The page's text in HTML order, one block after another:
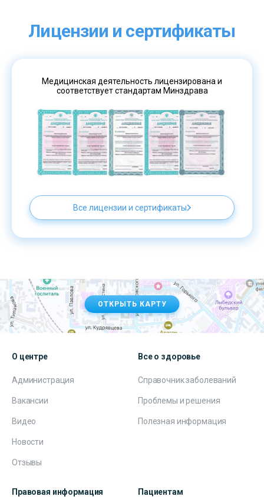
Лицензии и сертификаты
Медицинская деятельность лицензирована и
соответствует стандартам Минздрава
Все лицензии и сертификаты
ОТКРЫТЬ КАРТУ
О центре
Администрация
Вакансии
Видео
Новости
Отзывы
Все о здоровье
Справочник заболеваний
Проблемы и решения
Полезная информация
Правовая информация Пациентам